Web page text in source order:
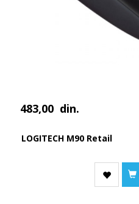
483,00 din.
LOGITECH M90 Retail